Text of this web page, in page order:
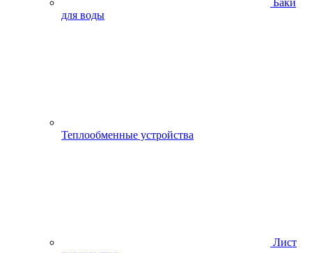
Баки
для воды
Теплообменные устройства
Лист